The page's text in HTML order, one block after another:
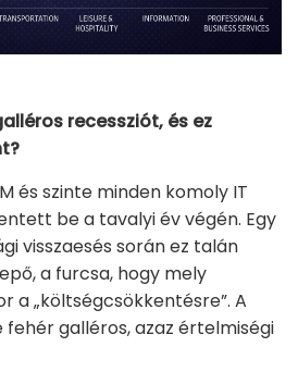
recessziót, és ez
és szinte minden komoly IT
be a tavalyi év végén. Egy
visszaesés során ez talán
a furcsa, hogy mely
a „költségcsökkentésre”. A
galléros, azaz értelmiségi